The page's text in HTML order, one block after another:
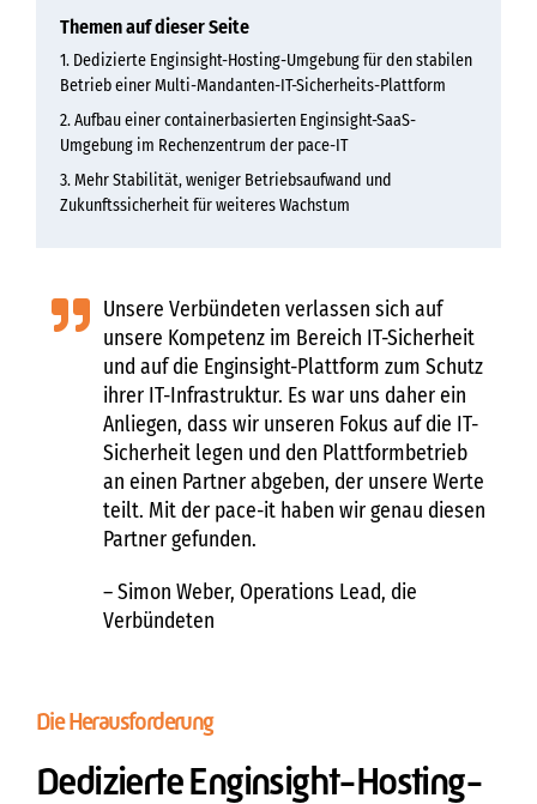
Themen auf dieser Seite
Dedizierte Enginsight-Hosting-Umgebung für den stabilen
Betrieb einer Multi-Mandanten-IT-Sicherheits-Plattform
Aufbau einer containerbasierten Enginsight-SaaS-
Umgebung im Rechenzentrum der pace-IT
Mehr Stabilität, weniger Betriebsaufwand und
Zukunftssicherheit für weiteres Wachstum
Unsere Verbündeten verlassen sich auf
unsere Kompetenz im Bereich IT-Sicherheit
und auf die Enginsight-Plattform zum Schutz
ihrer IT-Infrastruktur. Es war uns daher ein
Anliegen, dass wir unseren Fokus auf die IT-
Sicherheit legen und den Plattformbetrieb
an einen Partner abgeben, der unsere Werte
teilt. Mit der pace-it haben wir genau diesen
Partner gefunden.
– Simon Weber, Operations Lead, die
Verbündeten
Die Herausforderung
Dedizierte Enginsight-Hosting-